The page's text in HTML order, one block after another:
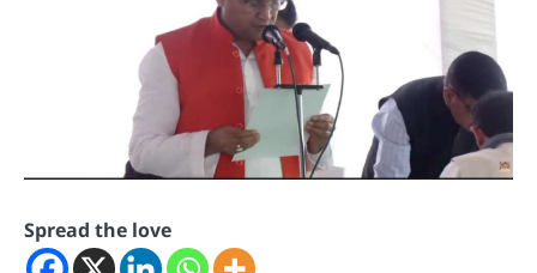
Spread the love